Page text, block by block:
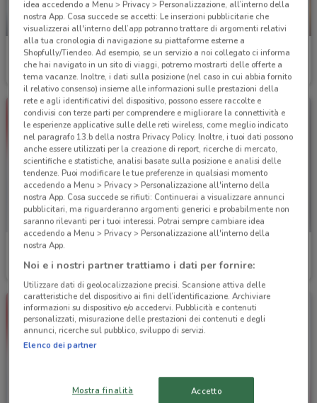
-1 GIORNO
Acqua & Sapone
Scade domani 217 m
-5 GIORNI
Acqua & Sapone
Scade mercoledì 217 m
Acqua & Sapone
Scade il 15/08 217 m Scade il 02/09
idea accedendo a Menu > Privacy > Personalizzazione, all’interno della
nostra App. Cosa succede se accetti: Le inserzioni pubblicitarie che
visualizzerai all'interno dell’app potranno trattare di argomenti relativi
alla tua cronologia di navigazione su piattaforme esterne a
Shopfully/Tiendeo. Ad esempio, se un servizio a noi collegato ci informa
che hai navigato in un sito di viaggi, potremo mostrarti delle offerte a
tema vacanze. Inoltre, i dati sulla posizione (nel caso in cui abbia fornito
il relativo consenso) insieme alle informazioni sulle prestazioni della
rete e agli identificativi del dispositivo, possono essere raccolte e
condivisi con terze parti per comprendere e migliorare la connettività e
le esperienze applicative sulle delle reti wireless, come meglio indicato
nel paragrafo 13.b della nostra Privacy Policy. Inoltre, i tuoi dati possono
anche essere utilizzati per la creazione di report, ricerche di mercato,
scientifiche e statistiche, analisi basate sulla posizione e analisi delle
tendenze. Puoi modificare le tue preferenze in qualsiasi momento
accedendo a Menu > Privacy > Personalizzazione all'interno della
nostra App. Cosa succede se rifiuti: Continuerai a visualizzare annunci
pubblicitari, ma riguarderanno argomenti generici e probabilmente non
saranno rilevanti per i tuoi interessi. Potrai sempre cambiare idea
accedendo a Menu > Privacy > Personalizzazione all'interno della
nostra App.
Noi e i nostri partner trattiamo i dati per fornire:
Utilizzare dati di geolocalizzazione precisi. Scansione attiva delle
caratteristiche del dispositivo ai fini dell’identificazione. Archiviare
informazioni su dispositivo e/o accedervi. Pubblicità e contenuti
personalizzati, misurazione delle prestazioni dei contenuti e degli
annunci, ricerche sul pubblico, sviluppo di servizi.
Elenco dei partner
Mostra finalità Accetto